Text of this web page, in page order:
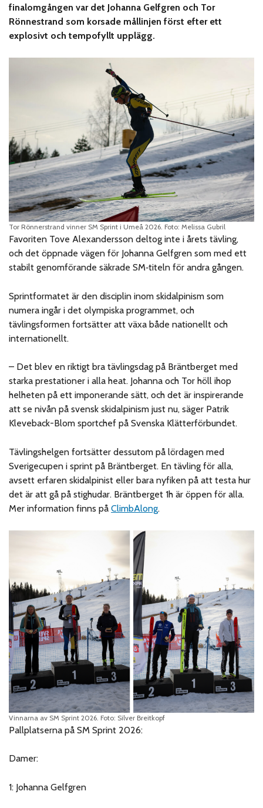
finalomgången var det Johanna Gelfgren och Tor
Rönnestrand som korsade mållinjen först efter ett
explosivt och tempofyllt upplägg.
Tor Rönnerstrand vinner SM Sprint i Umeå 2026. Foto: Melissa Gubril
Favoriten Tove Alexandersson deltog inte i årets tävling,
och det öppnade vägen för Johanna Gelfgren som med ett
stabilt genomförande säkrade SM‑titeln för andra gången.
Sprintformatet är den disciplin inom skidalpinism som
numera ingår i det olympiska programmet, och
tävlingsformen fortsätter att växa både nationellt och
internationellt.
– Det blev en riktigt bra tävlingsdag på Bräntberget med
starka prestationer i alla heat. Johanna och Tor höll ihop
helheten på ett imponerande sätt, och det är inspirerande
att se nivån på svensk skidalpinism just nu, säger Patrik
Kleveback-Blom sportchef på Svenska Klätterförbundet.
Tävlingshelgen fortsätter dessutom på lördagen med
Sverigecupen i sprint på Bräntberget. En tävling för alla,
avsett erfaren skidalpinist eller bara nyfiken på att testa hur
det är att gå på stighudar. Bräntberget 1h är öppen för alla.
Mer information finns påClimbAlong.
Vinnarna av SM Sprint 2026. Foto: Silver Breitkopf
Pallplatserna på SM Sprint 2026:
Damer:
1: Johanna Gelfgren